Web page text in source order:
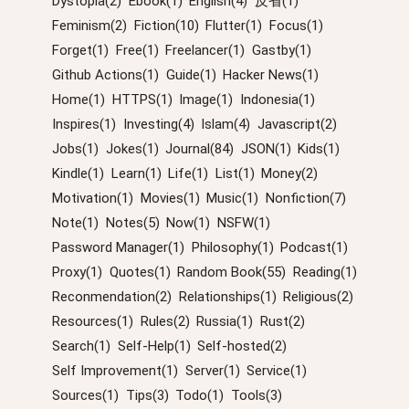
Feminism(2) Fiction(10) Flutter(1) Focus(1)
Forget(1) Free(1) Freelancer(1) Gastby(1)
Github Actions(1) Guide(1) Hacker News(1)
Home(1) HTTPS(1) Image(1) Indonesia(1)
Inspires(1) Investing(4) Islam(4) Javascript(2)
Jobs(1) Jokes(1) Journal(84) JSON(1) Kids(1)
Kindle(1) Learn(1) Life(1) List(1) Money(2)
Motivation(1) Movies(1) Music(1) Nonfiction(7)
Note(1) Notes(5) Now(1) NSFW(1)
Password Manager(1) Philosophy(1) Podcast(1)
Proxy(1) Quotes(1) Random Book(55) Reading(1)
Reconmendation(2) Relationships(1) Religious(2)
Resources(1) Rules(2) Russia(1) Rust(2)
Search(1) Self-Help(1) Self-hosted(2)
Self Improvement(1) Server(1) Service(1)
Sources(1) Tips(3) Todo(1) Tools(3)